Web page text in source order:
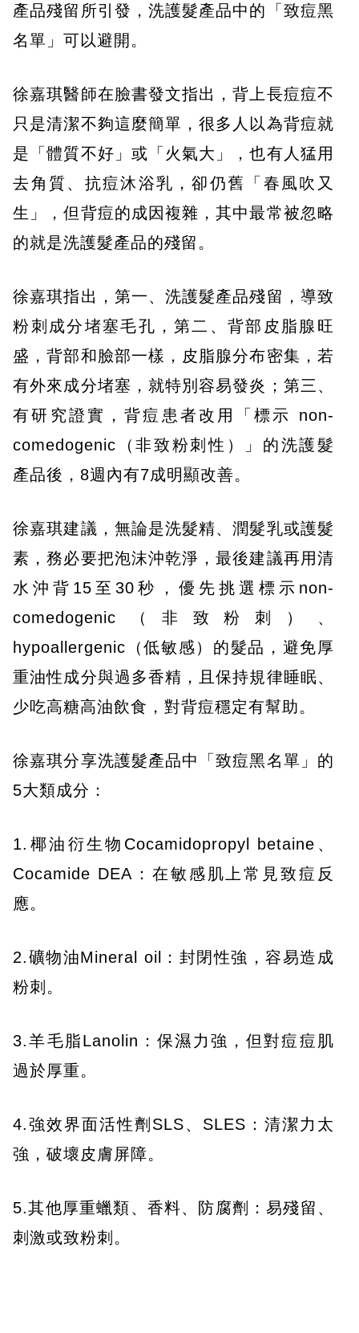
產品殘留所引發，洗護髮產品中的「致痘黑
名單」可以避開。
徐嘉琪醫師在臉書發文指出，背上長痘痘不
只是清潔不夠這麼簡單，很多人以為背痘就
是「體質不好」或「火氣大」，也有人猛用
去角質、抗痘沐浴乳，卻仍舊「春風吹又
生」，但背痘的成因複雜，其中最常被忽略
的就是洗護髮產品的殘留。
徐嘉琪指出，第一、洗護髮產品殘留，導致
粉刺成分堵塞毛孔，第二、背部皮脂腺旺
盛，背部和臉部一樣，皮脂腺分布密集，若
有外來成分堵塞，就特別容易發炎；第三、
有研究證實，背痘患者改用「標示 non-
comedogenic（非致粉刺性）」的洗護髮
產品後，8週內有7成明顯改善。
徐嘉琪建議，無論是洗髮精、潤髮乳或護髮
素，務必要把泡沫沖乾淨，最後建議再用清
水沖背15至30秒，優先挑選標示non-
comedogenic（非致粉刺）、
hypoallergenic（低敏感）的髮品，避免厚
重油性成分與過多香精，且保持規律睡眠、
少吃高糖高油飲食，對背痘穩定有幫助。
徐嘉琪分享洗護髮產品中「致痘黑名單」的
5大類成分：
1.椰油衍生物Cocamidopropyl betaine、
Cocamide DEA：在敏感肌上常見致痘反
應。
2.礦物油Mineral oil：封閉性強，容易造成
粉刺。
3.羊毛脂Lanolin：保濕力強，但對痘痘肌
過於厚重。
4.強效界面活性劑SLS、SLES：清潔力太
強，破壞皮膚屏障。
5.其他厚重蠟類、香料、防腐劑：易殘留、
刺激或致粉刺。